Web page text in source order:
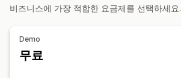
비즈니스에 가장 적합한 요금제를 선택하세요.
Demo
무료